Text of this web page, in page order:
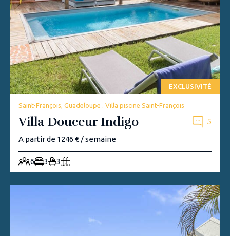
EXCLUSIVITÉ
Saint-François, Guadeloupe . Villa piscine Saint-François
Villa Douceur Indigo 5
A partir de 1246 € / semaine
6 3 3